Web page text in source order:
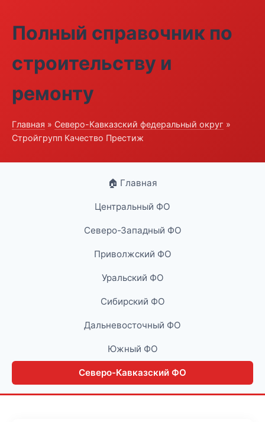
Полный справочник по
строительству и
ремонту
Главная » Северо-Кавказский федеральный округ »
Стройгрупп Качество Престиж
🏠 Главная
Центральный ФО
Северо-Западный ФО
Приволжский ФО
Уральский ФО
Сибирский ФО
Дальневосточный ФО
Южный ФО
Северо-Кавказский ФО